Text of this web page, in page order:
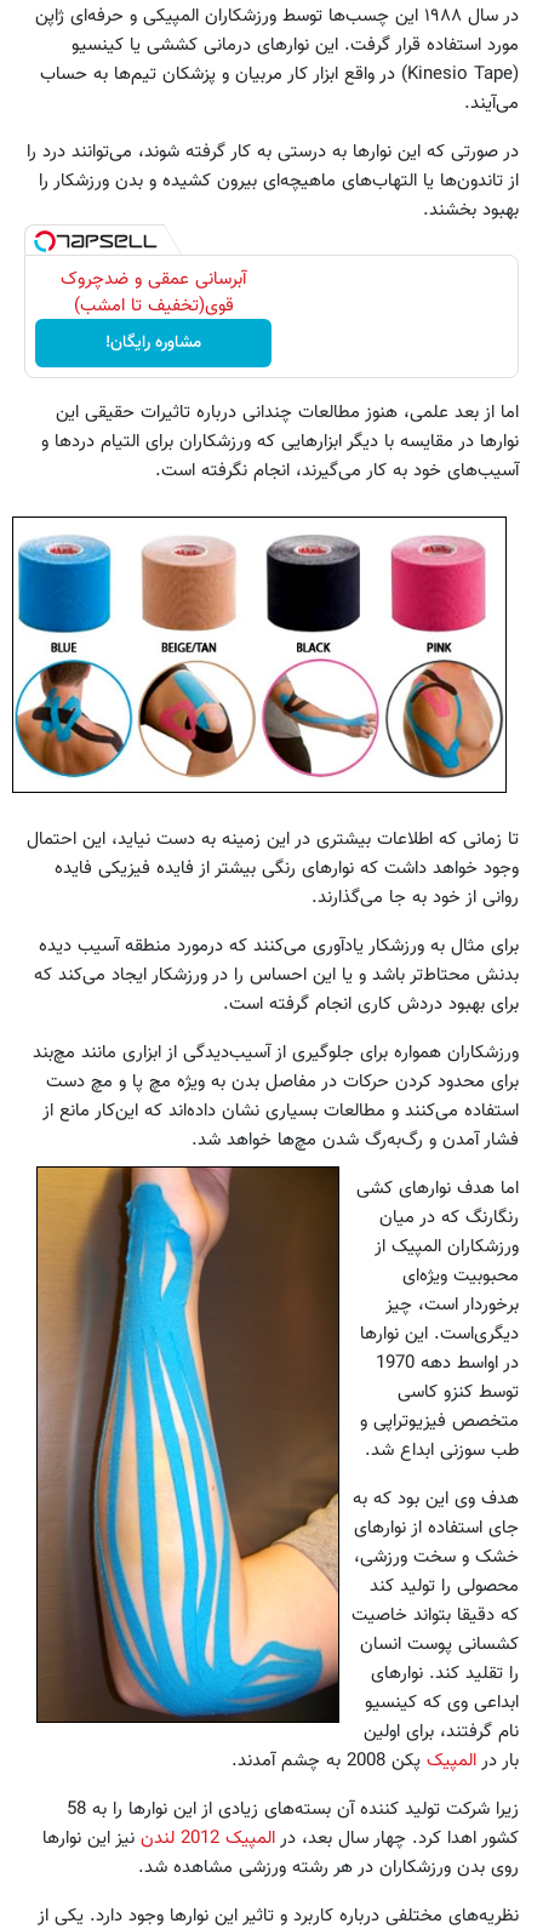
در سال ۱۹۸۸ این چسب‌ها توسط ورزشکاران المپیکی و حرفه‌ای‌ ژاپن
مورد استفاده قرار گرفت. این نوارهای درمانی کششی یا کینسیو
(Kinesio Tape) در واقع ابزار کار مربیان و پزشکان تیم‌ها‌ به حساب
می‌آیند.
در صورتی که این نوارها به درستی به کار گرفته شوند، می‌توانند درد را
از تاندون‌ها یا التهاب‌های ماهیچه‌ای بیرون کشیده و بدن ورزشکار را
بهبود بخشند.
آبرسانی عمقی و ضدچروک
قوی(تخفیف تا امشب)
مشاوره رایگان!
اما از بعد علمی، هنوز مطالعات چندانی درباره تاثیرات حقیقی این
نوارها در مقایسه با دیگر ابزار‌هایی که ورزشکاران برای التیام دردها و
آسیب‌های خود به کار می‌گیرند، انجام نگرفته است.
تا زمانی که اطلاعات بیشتری در‌ این زمینه به دست نیاید، این احتمال
وجود خواهد داشت که نوارهای رنگی بیشتر از فایده فیزیکی فایده
روانی از خود به جا می‌گذارند.
برای مثال به ورزشکار یاد‌آوری می‌کنند که درمورد منطقه آسیب دیده
بدنش محتاط‌تر باشد و یا این احساس را در ورزشکار ایجاد می‌کند که
برای بهبود دردش کاری انجام گرفته است.
ورزشکاران همواره برای جلوگیری از آسیب‌دیدگی از ابزاری مانند مچ‌بند
برای محدود کردن حرکات در مفاصل بدن به ویژه مچ پا و مچ دست
استفاده می‌کنند و مطالعات بسیاری نشان داده‌اند که این‌کار مانع از
فشار آمدن و رگ‌به‌رگ شدن مچ‌ها خواهد شد.
اما هدف نوارهای کشی
رنگارنگ که در میان
ورزشکاران المپیک از
محبوبیت ویژه‌ای
برخوردار است، چیز
دیگری‌است. این نوارها
در اواسط دهه 1970
توسط کنزو کاسی
متخصص فیزیوتراپی و
طب سوزنی ابداع شد.
هدف وی این بود که به
جای استفاده از نوار‌های
خشک و سخت ورزشی،
محصولی را تولید کند
که دقیقا بتواند خاصیت
کشسانی پوست انسان
را تقلید کند. نوار‌های
ابداعی وی که کینسیو
نام گرفتند،‌ برای اولین
بار در المپیک پکن 2008 به چشم آمدند.
زیرا شرکت تولید کننده آن بسته‌های زیادی از این نوارها را به 58
کشور اهدا کرد. چهار سال بعد، در المپیک 2012 لندن
نیز این نوارها
روی بدن ورزشکاران در هر رشته ورزشی مشاهده شد.
نظریه‌های مختلفی درباره کاربرد و تاثیر این نوارها وجود دارد. یکی از